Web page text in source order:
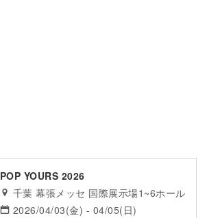
POP YOURS 2026
千葉 幕張メッセ 国際展示場1~6ホール
2026/04/03(金) - 04/05(日)